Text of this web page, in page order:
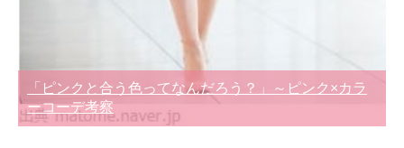
「ピンクと合う色ってなんだろう？」～ピンク×カラ
ーコーデ考察